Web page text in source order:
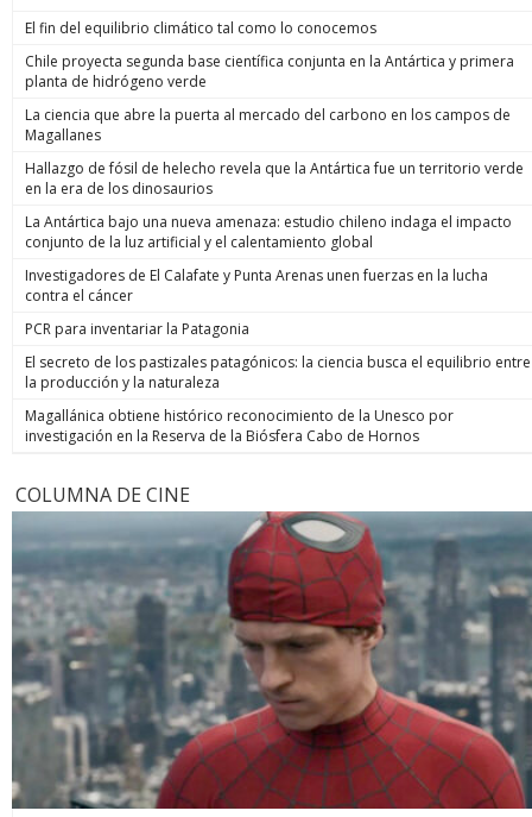
El fin del equilibrio climático tal como lo conocemos
Chile proyecta segunda base científica conjunta en la Antártica y primera
planta de hidrógeno verde
La ciencia que abre la puerta al mercado del carbono en los campos de
Magallanes
Hallazgo de fósil de helecho revela que la Antártica fue un territorio verde
en la era de los dinosaurios
La Antártica bajo una nueva amenaza: estudio chileno indaga el impacto
conjunto de la luz artificial y el calentamiento global
Investigadores de El Calafate y Punta Arenas unen fuerzas en la lucha
contra el cáncer
PCR para inventariar la Patagonia
El secreto de los pastizales patagónicos: la ciencia busca el equilibrio entre
la producción y la naturaleza
Magallánica obtiene histórico reconocimiento de la Unesco por
investigación en la Reserva de la Biósfera Cabo de Hornos
COLUMNA DE CINE